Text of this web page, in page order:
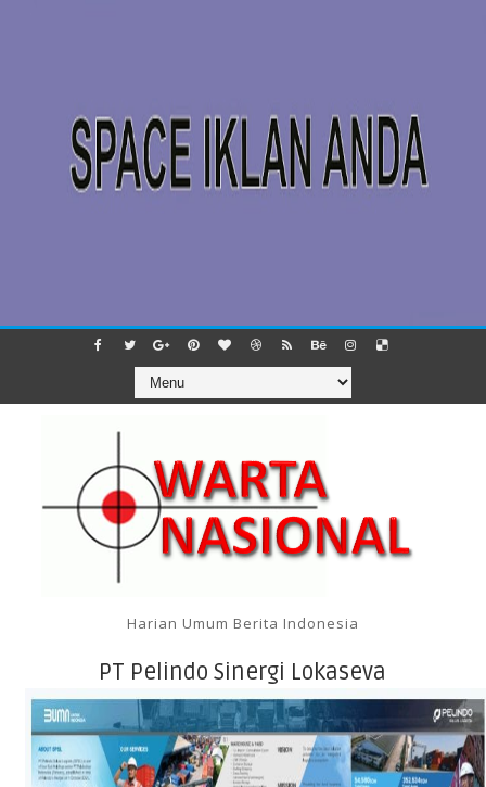
Harian Umum Berita Indonesia
PT Pelindo Sinergi Lokaseva